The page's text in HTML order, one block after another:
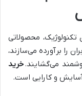
محصولاتی
را برآورده می‌سازند،
می‌گشایند.خرید
و کارایی است.